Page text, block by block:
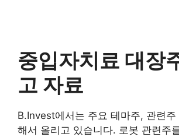
중입자치료 대장
고 자료
B.Invest에서는 주요 테마주, 관련주
해서 올리고 있습니다. 로봇 관련주